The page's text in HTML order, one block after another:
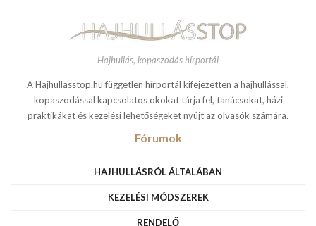
Hajhullás, kopaszodás hírportál
A Hajhullasstop.hu független hírportál kifejezetten a hajhullással,
kopaszodással kapcsolatos okokat tárja fel, tanácsokat, házi
praktikákat és kezelési lehetőségeket nyújt az olvasók számára.
Fórumok
HAJHULLÁSRÓL ÁLTALÁBAN
KEZELÉSI MÓDSZEREK
RENDELŐ